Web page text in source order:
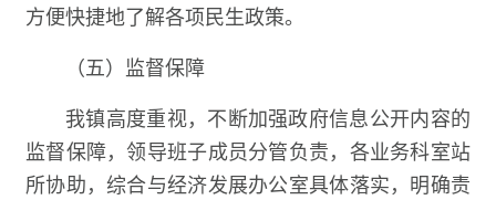
方便快捷地了解各项民生政策。
（五）监督保障
我镇高度重视，不断加强政府信息公开内容的
监督保障，领导班子成员分管负责，各业务科室站
所协助，综合与经济发展办公室具体落实，明确责